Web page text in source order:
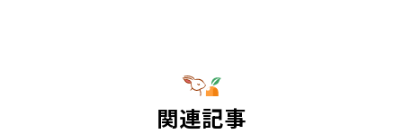
関連記事